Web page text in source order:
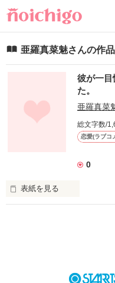
亜羅真菜魅さんの作
彼が一目
た。
亜羅真菜
総文字数/
恋愛(ラブコ
0
表紙を見る
ﾄﾞｷﾄﾞｷの恋愛ストーリー。